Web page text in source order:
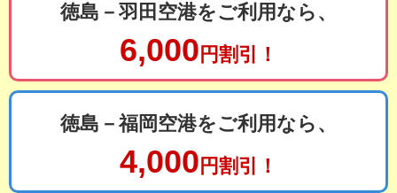
徳島－羽田空港をご利用なら、
6,000 円割引！
徳島－福岡空港をご利用なら、
4,000 円割引！